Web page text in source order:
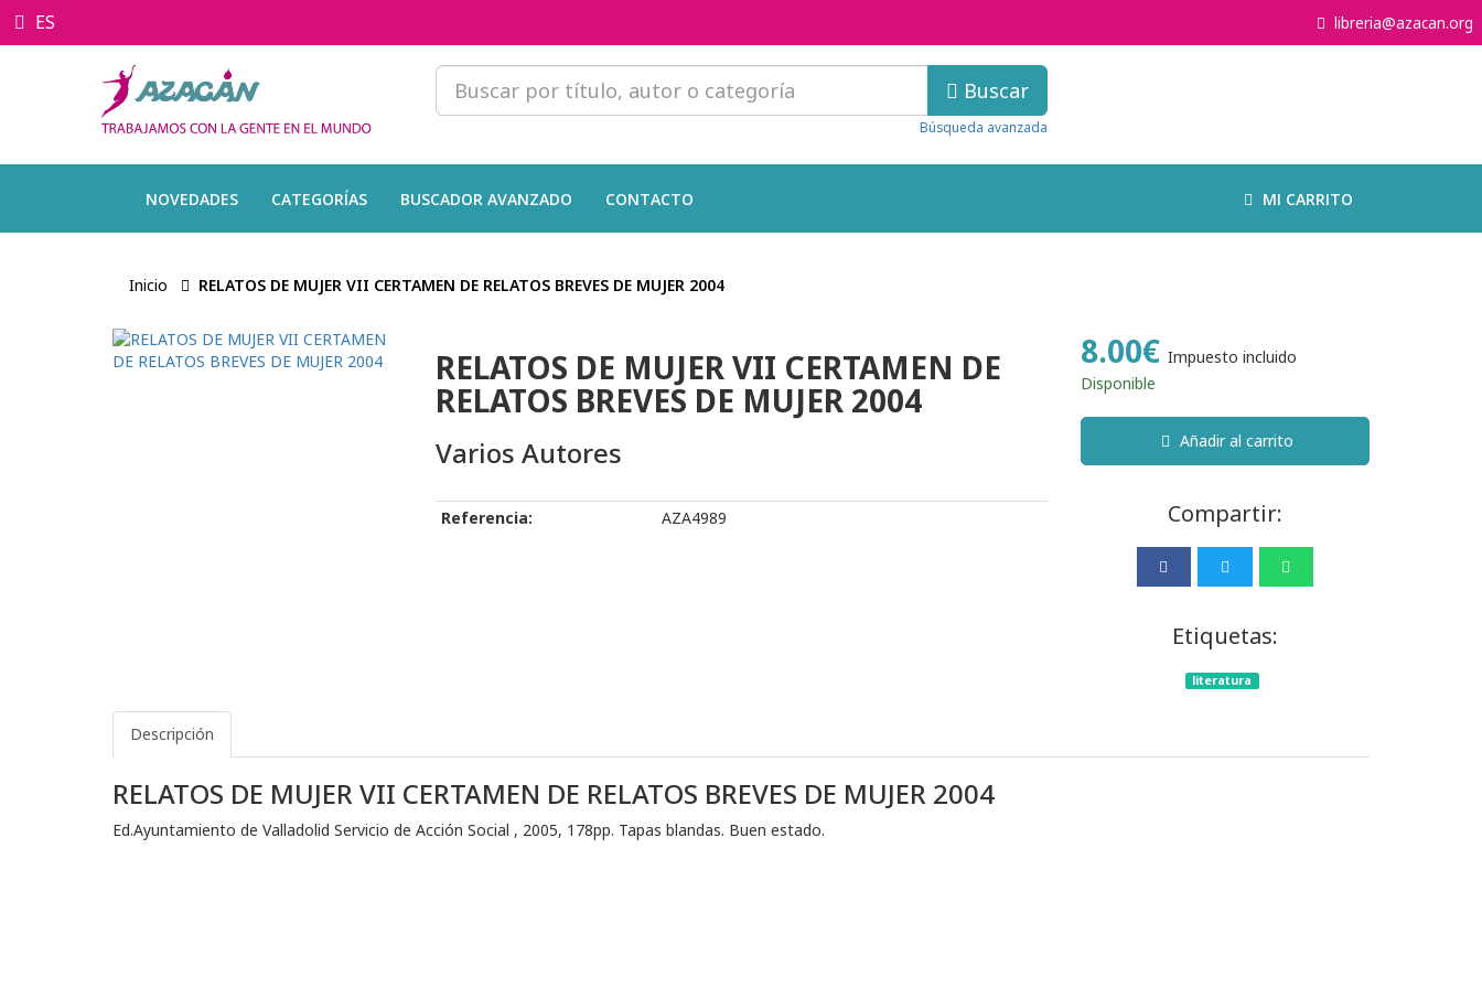
ES libreria@azacan.org
Buscar
Búsqueda avanzada
NOVEDADES CATEGORÍAS BUSCADOR AVANZADO CONTACTO MI CARRITO
Inicio RELATOS DE MUJER VII CERTAMEN DE RELATOS BREVES DE MUJER 2004
RELATOS DE MUJER VII CERTAMEN DE
RELATOS BREVES DE MUJER 2004
Varios Autores
Referencia: AZA4989
8.00€ Impuesto incluido
Disponible
Añadir al carrito
Compartir:
Etiquetas:
literatura
Descripción
RELATOS DE MUJER VII CERTAMEN DE RELATOS BREVES DE MUJER 2004
Ed.Ayuntamiento de Valladolid Servicio de Acción Social , 2005, 178pp. Tapas blandas. Buen estado.